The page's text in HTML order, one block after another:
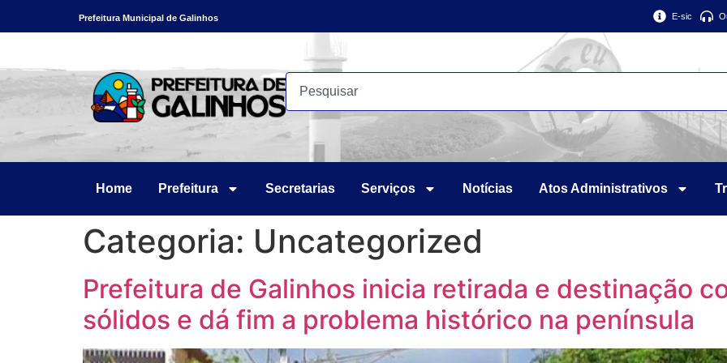
Prefeitura Municipal de Galinhos E-sic
Home Prefeitura Secretarias Serviços Notícias Atos Administrativos
Categoria: Uncategorized
Prefeitura de Galinhos inicia retirada e destinação
sólidos e dá fim a problema histórico na península